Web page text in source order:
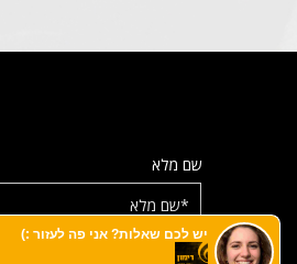
שם מלא
אימייל